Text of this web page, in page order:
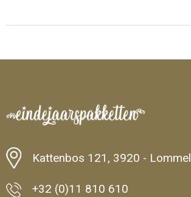
Minimale afname: 1
Kattenbos 121, 3920 - Lommel
+32 (0)11 810 610